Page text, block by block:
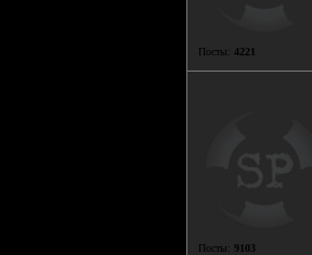
Посты: 4221
Посты: 9103